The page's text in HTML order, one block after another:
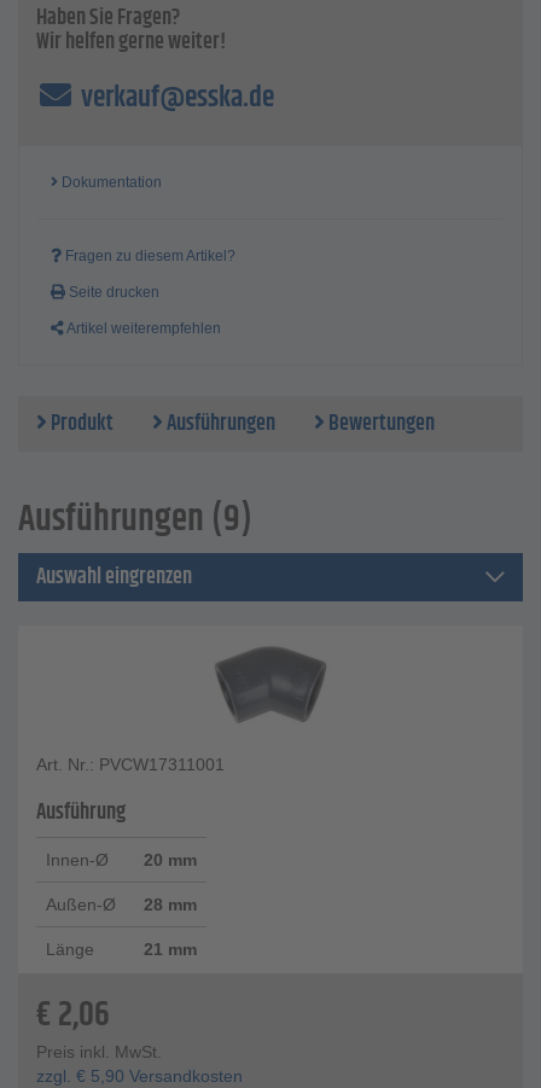
Haben Sie Fragen?
Wir helfen gerne weiter!
verkauf@esska.de
Dokumentation
Fragen zu diesem Artikel?
Seite drucken
Artikel weiterempfehlen
Produkt Ausführungen Bewertungen
Ausführungen (9)
Auswahl eingrenzen
Art. Nr.: PVCW17311001
Ausführung
Innen-Ø 20 mm
Außen-Ø 28 mm
Länge 21 mm
€2,06
Preis inkl. MwSt.
zzgl. € 5,90 Versandkosten